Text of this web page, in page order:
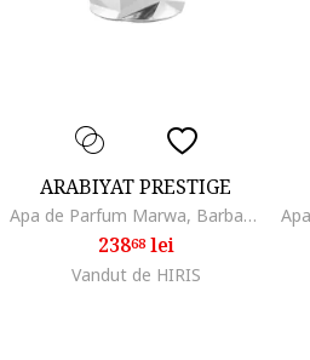
ARABIYAT PRESTIGE
Apa de Parfum Marwa, Barbati, 100 ml
23868lei
Vandut de HIRIS